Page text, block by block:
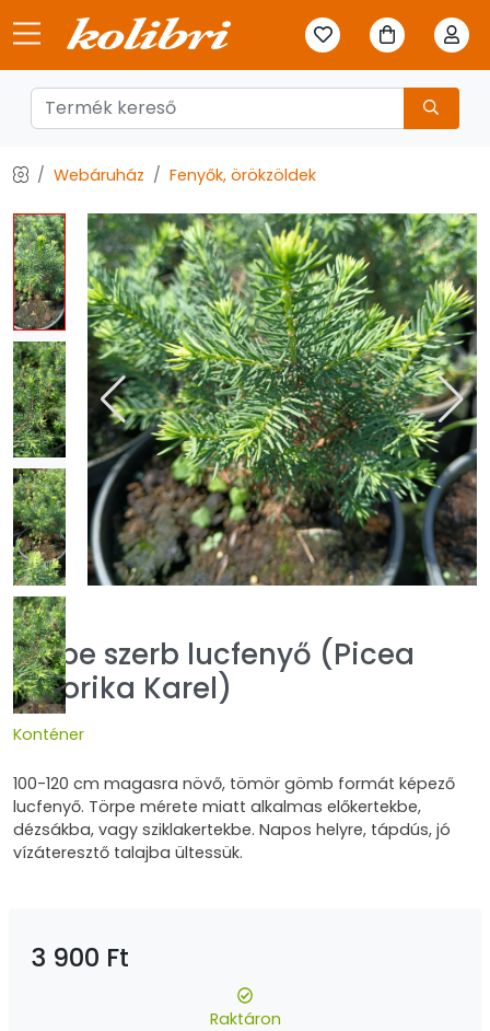
Webáruház Fenyők, örökzöldek
Törpe szerb lucfenyő (Picea
omorika Karel)
Konténer
100-120 cm magasra növő, tömör gömb formát képező
lucfenyő. Törpe mérete miatt alkalmas előkertekbe,
dézsákba, vagy sziklakertekbe. Napos helyre, tápdús, jó
vízáteresztő talajba ültessük.
3 900 Ft
Raktáron